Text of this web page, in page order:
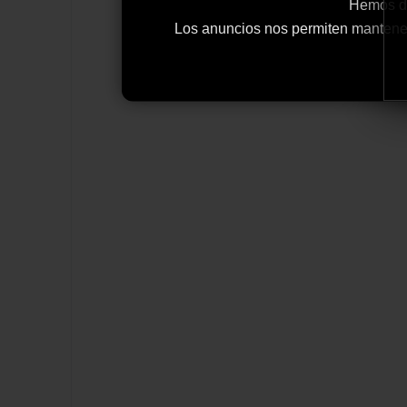
Hemos
Los anuncios nos permiten